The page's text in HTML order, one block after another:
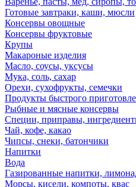
Готовые завтраки, каши, мюсли
Консервы овощные
Консервы фруктовые
Крупы
Макароные изделия
Масло, соусы, уксусы
Мука, соль, сахар
Орехи, сухофрукты, семечки
Продукты быстрого
Рыбные и мясные консервы
Специи, приправы,
Чай, кофе, какао
Чипсы, снеки, батончики
Напитки
Вода
Газированные напитки,
Морсы, кисели, компоты, квас